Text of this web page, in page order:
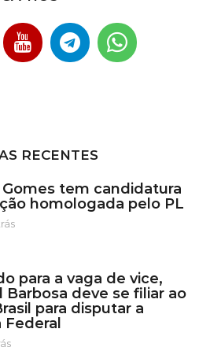
RECENTES
tem candidatura
homologada pelo PL
2
r
a
s
a
para a vaga de vice,
Barbosa deve se filiar ao
para disputar a
Federal
2